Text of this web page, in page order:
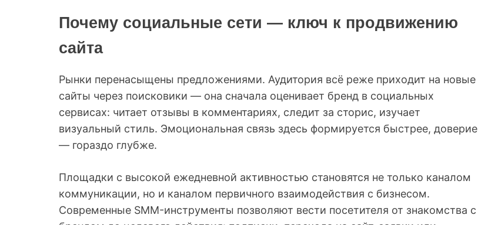
Почему социальные сети — ключ к продвижению
сайта
Рынки перенасыщены предложениями. Аудитория всё реже приходит на новые
сайты через поисковики — она сначала оценивает бренд в социальных
сервисах: читает отзывы в комментариях, следит за сторис, изучает
визуальный стиль. Эмоциональная связь здесь формируется быстрее, доверие
— гораздо глубже.
Площадки с высокой ежедневной активностью становятся не только каналом
коммуникации, но и каналом первичного взаимодействия с бизнесом.
Современные SMM-инструменты позволяют вести посетителя от знакомства с